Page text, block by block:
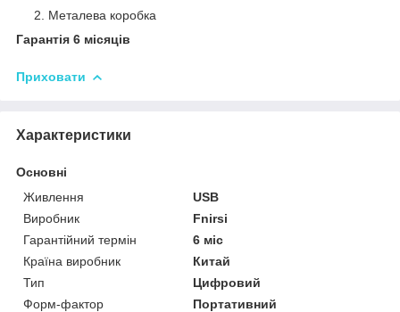
Металева коробка
Гарантія 6 місяців
Приховати
Характеристики
Основні
Живлення
USB
Виробник
Fnirsi
Гарантійний термін
6 міс
Країна виробник
Китай
Тип
Цифровий
Форм-фактор
Портативний